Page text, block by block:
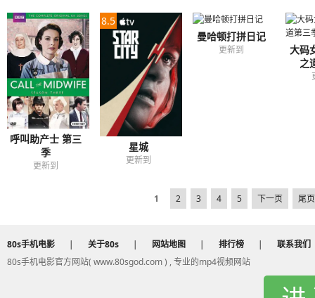
呼叫助产士 第三
季
更新到
8.5
星城
更新到
曼哈顿打拼日记
更新到
大码
之
1 2 3 4 5 下一页 尾页
80s手机电影 | 关于80s | 网站地图 | 排行榜 |
联系我们
80s手机电影官方网站( www.80sgod.com ) , 专业的mp4视频网站